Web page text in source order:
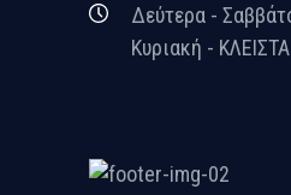
Δεύτερα -
Κυριακή - ΚΛΕΙΣΤΑ